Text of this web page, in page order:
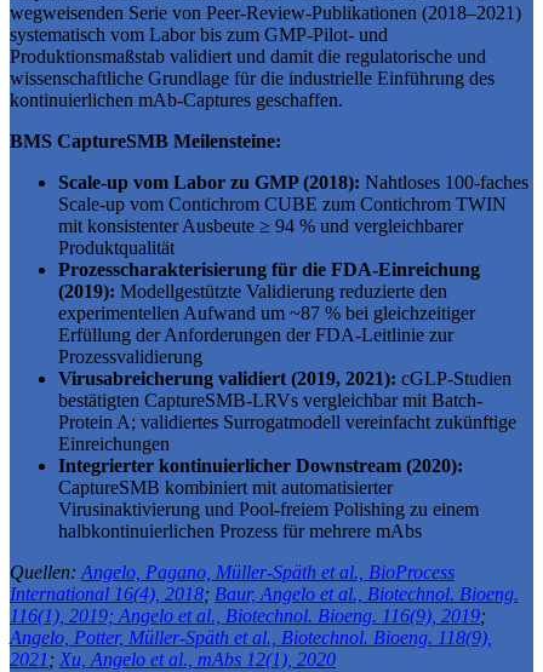
wegweisenden Serie von Peer-Review-Publikationen (2018–2021)
systematisch vom Labor bis zum GMP-Pilot- und
Produktionsmaßstab validiert und damit die regulatorische und
wissenschaftliche Grundlage für die industrielle Einführung des
kontinuierlichen mAb-Captures geschaffen.
BMS CaptureSMB Meilensteine:
Scale-up vom Labor zu GMP (2018): Nahtloses 100-faches
Scale-up vom Contichrom CUBE zum Contichrom TWIN
mit konsistenter Ausbeute ≥ 94 % und vergleichbarer
Produktqualität
Prozesscharakterisierung für die FDA-Einreichung
(2019): Modellgestützte Validierung reduzierte den
experimentellen Aufwand um ~87 % bei gleichzeitiger
Erfüllung der Anforderungen der FDA-Leitlinie zur
Prozessvalidierung
Virusabreicherung validiert (2019, 2021): cGLP-Studien
bestätigten CaptureSMB-LRVs vergleichbar mit Batch-
Protein A; validiertes Surrogatmodell vereinfacht zukünftige
Einreichungen
Integrierter kontinuierlicher Downstream (2020):
CaptureSMB kombiniert mit automatisierter
Virusinaktivierung und Pool-freiem Polishing zu einem
halbkontinuierlichen Prozess für mehrere mAbs
Quellen:Angelo, Pagano, Müller-Späth et al., BioProcess
International 16(4), 2018; Baur, Angelo et al., Biotechnol. Bioeng.
116(1), 2019;Angelo et al., Biotechnol. Bioeng. 116(9), 2019;
Angelo, Potter, Müller-Späth et al., Biotechnol. Bioeng. 118(9),
2021;Xu, Angelo et al., mAbs 12(1), 2020